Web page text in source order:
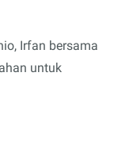
Irfan bersama
untuk